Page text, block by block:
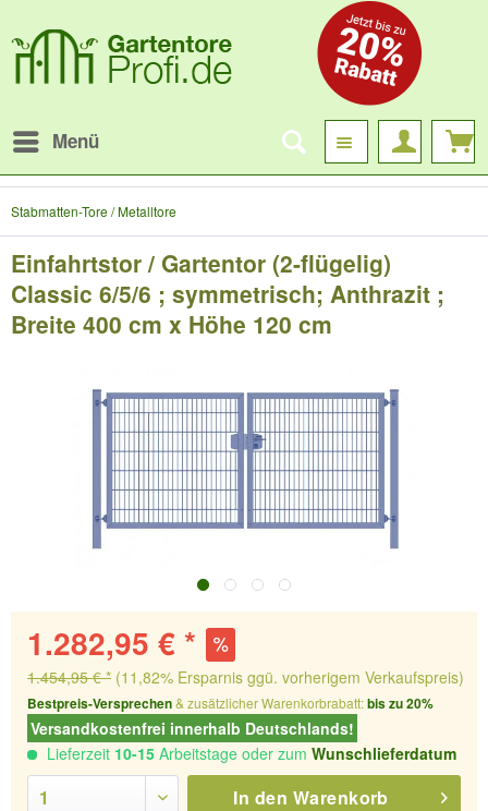
Menü
Stabmatten-Tore / Metalltore
Einfahrtstor / Gartentor (2-flügelig)
Classic 6/5/6 ; symmetrisch; Anthrazit ;
Breite 400 cm x Höhe 120 cm
1.282,95 € *
1.454,95 € * (11,82% Ersparnis ggü. vorherigem Verkaufspreis)
Bestpreis-Versprechen& zusätzlicher Warenkorbrabatt:bis zu 20%
Versandkostenfrei innerhalb Deutschlands!
Lieferzeit 10-15 Arbeitstage oder zum Wunschlieferdatum
In den Warenkorb